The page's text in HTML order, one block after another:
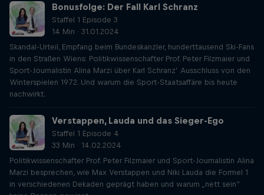
Bonusfolge: Der Fall Karl Schranz
Staffel 1 Episode 3
14 Min · 31.01.2024
Skandal-Urteil, Empfang beim Bundeskanzler, hunderttausend Ski-Fans
in den Straßen Wiens: Politikwissenschafter Prof. Peter Filzmaier und
Sport-Journalistin Alina Marzi über Karl Schranz’ Ausschluss von den
Winterspielen 1972. Und warum die Sport-Staatsaffäre bis heute
nachwirkt.
Verstappen, Lauda und das Sieger-Ego
Staffel 1 Episode 4
33 Min · 14.02.2024
Politikwissenschafter Prof. Peter Filzmaier und Sport-Journalistin Alina
Marzi besprechen, wie Max Verstappen und Niki Lauda die Formel 1
in verschiedenen Dekaden geprägt haben und warum „nett sein“